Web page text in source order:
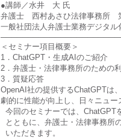
●講師／水井 大 氏
弁護士 西村あさひ法律事務所
一般社団法人弁護士業務デジタル
＜セミナー項目概要＞
1．ChatGPT・生成AIのご紹介
2．弁護士・法律事務所のための
3．質疑応答
OpenAI社の提供するChatGPTは
劇的に性能が向上し、日々ニュー
今回のセミナーでは、ChatGPT
とともに、弁護士・法律事務所
いただきます。